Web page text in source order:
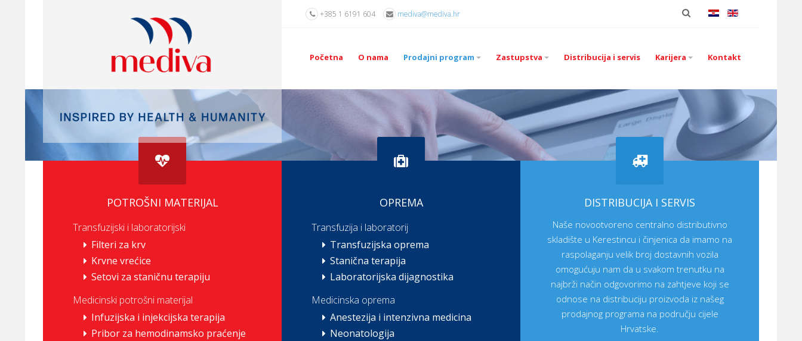
+385 1 6191 604 mediva@mediva.hr
Početna O nama Prodajni program Zastupstva Distribucija i servis Karijera Kontakt
POTROŠNI MATERIJAL
Transfuzijski i laboratorijski
Filteri za krv
Krvne vrećice
Setovi za staničnu terapiju
Medicinski potrošni materijal
Infuzijska i injekcijska terapija
Pribor za hemodinamsko praćenje
OPREMA
Transfuzija i laboratorij
Transfuzijska oprema
Stanična terapija
Laboratorijska dijagnostika
Medicinska oprema
Anestezija i intenzivna medicina
Neonatologija
DISTRIBUCIJA I SERVIS
Naše novootvoreno centralno distributivno
skladište u Kerestincu i činjenica da imamo na
raspolaganju velik broj dostavnih vozila
omogućuju nam da u svakom trenutku na
najbrži način odgovorimo na zahtjeve koji se
odnose na distribuciju proizvoda iz našeg
prodajnog programa na području cijele
Hrvatske.